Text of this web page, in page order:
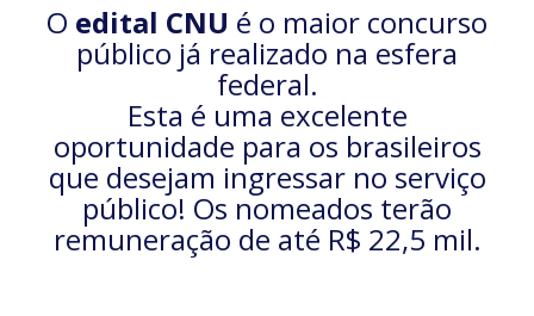
O edital CNU é o maior concurso
público já realizado na esfera
federal.
Esta é uma excelente
oportunidade para os brasileiros
que desejam ingressar no serviço
público! Os nomeados terão
remuneração de até R$ 22,5 mil.